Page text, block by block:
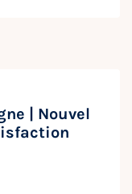
| Nouvel